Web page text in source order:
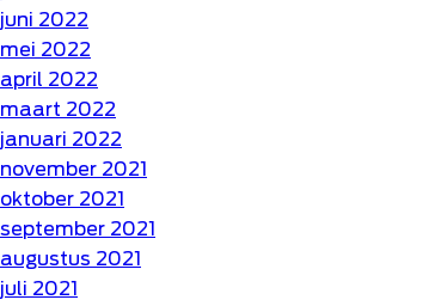
juni 2022
mei 2022
april 2022
maart 2022
januari 2022
november 2021
oktober 2021
september 2021
augustus 2021
juli 2021